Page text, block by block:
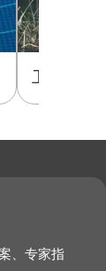
卫星终端
、专家指